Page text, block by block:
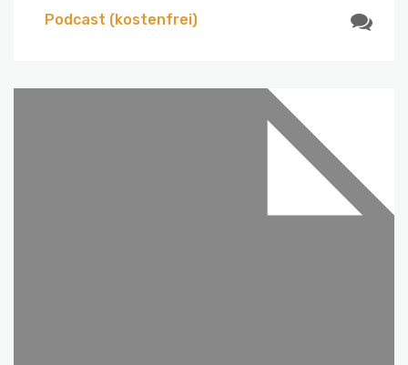
Podcast (kostenfrei)